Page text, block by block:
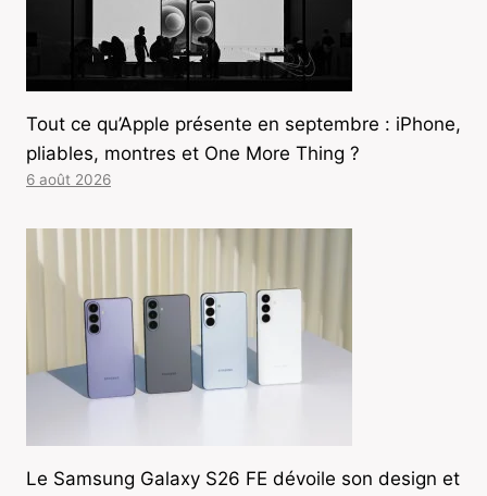
Tout ce qu’Apple présente en septembre : iPhone,
pliables, montres et One More Thing ?
6 août 2026
Le Samsung Galaxy S26 FE dévoile son design et